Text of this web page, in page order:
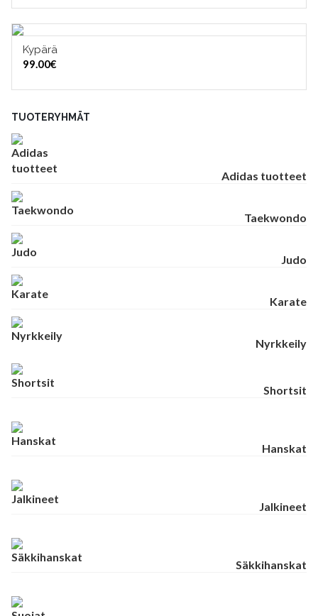
Kypärä
99.00€
TUOTERYHMÄT
Adidas tuotteet
Taekwondo
Judo
Karate
Nyrkkeily
Shortsit
Hanskat
Jalkineet
Säkkihanskat